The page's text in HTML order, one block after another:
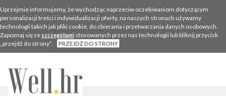
Uprzejmie informujemy, że wychodząc naprzeciw oczekiwaniom dotyczącym
personalizacji treści i indywidualizacji oferty, na naszych stronach używamy
technologii takich jak pliki cookie, do zbierania i przetwarzania danych osobowych.
Zapoznaj się ze szczegółami stosowanych przez nas technologii lub kliknij przycisk
„przejdź do strony”.
PRZEJDŹ DO STRONY